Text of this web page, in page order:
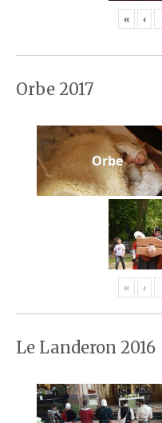
« ‹
Orbe 2017
Orbe
« ‹
Le Landeron 2016